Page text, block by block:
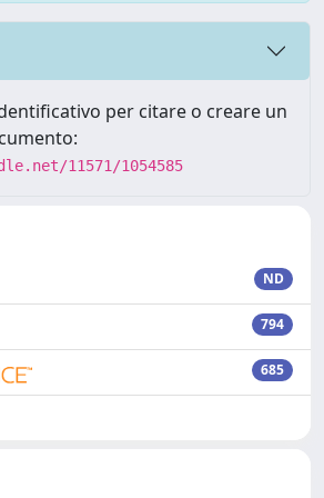
per citare o creare un
11571/1054585
ND
794
685